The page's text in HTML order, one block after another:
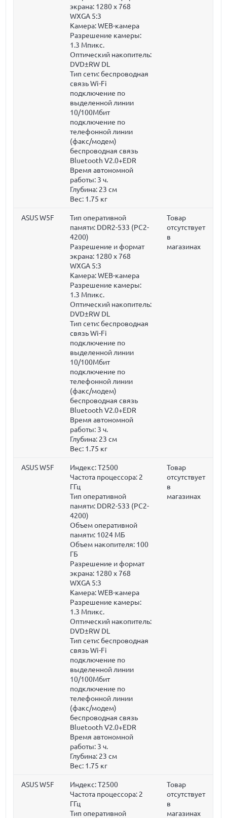
экрана: 1280 x 768
WXGA 5:3
Камера: WEB-камера
Разрешение камеры:
1.3 Мпикс.
Оптический накопитель:
DVD±RW DL
Тип сети: беспроводная
связь Wi-Fi
подключение по
выделенной линии
10/100Мбит
подключение по
телефонной линии
(факс/модем)
беспроводная связь
Bluetooth V2.0+EDR
Время автономной
работы: 3 ч.
Глубина: 23 см
Вес: 1.75 кг
ASUS W5F
Тип оперативной
памяти: DDR2-533 (PC2-
4200)
Разрешение и формат
экрана: 1280 x 768
WXGA 5:3
Камера: WEB-камера
Разрешение камеры:
1.3 Мпикс.
Оптический накопитель:
DVD±RW DL
Тип сети: беспроводная
связь Wi-Fi
подключение по
выделенной линии
10/100Мбит
подключение по
телефонной линии
(факс/модем)
беспроводная связь
Bluetooth V2.0+EDR
Время автономной
работы: 3 ч.
Глубина: 23 см
Вес: 1.75 кг
Товар
отсутствует
в
магазинах
ASUS W5F
Индекс: T2500
Частота процессора: 2
ГГц
Тип оперативной
памяти: DDR2-533 (PC2-
4200)
Объем оперативной
памяти: 1024 МБ
Объем накопителя: 100
ГБ
Разрешение и формат
экрана: 1280 x 768
WXGA 5:3
Камера: WEB-камера
Разрешение камеры:
1.3 Мпикс.
Оптический накопитель:
DVD±RW DL
Тип сети: беспроводная
связь Wi-Fi
подключение по
выделенной линии
10/100Мбит
подключение по
телефонной линии
(факс/модем)
беспроводная связь
Bluetooth V2.0+EDR
Время автономной
работы: 3 ч.
Глубина: 23 см
Вес: 1.75 кг
Товар
отсутствует
в
магазинах
ASUS W5F
Индекс: T2500
Частота процессора: 2
ГГц
Тип оперативной
Товар
отсутствует
в
магазинах